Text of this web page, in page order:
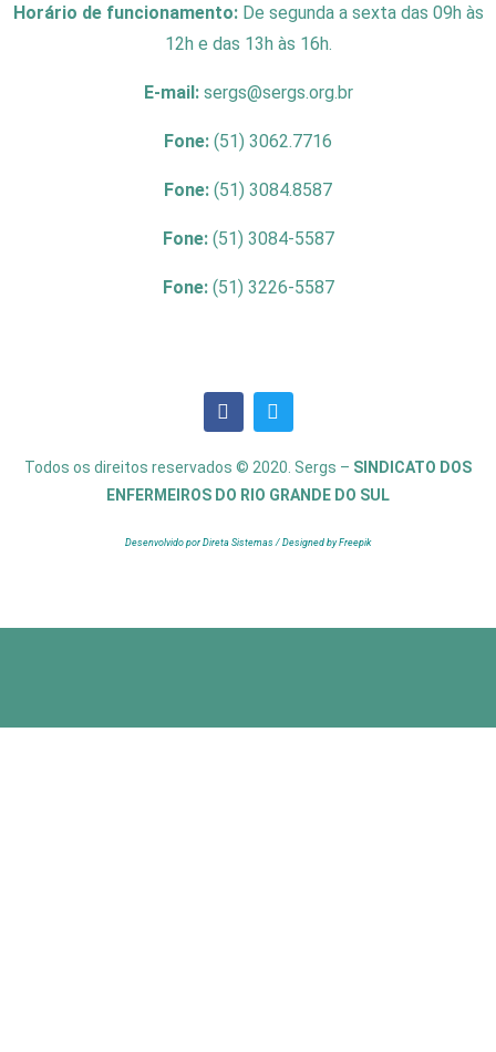
Horário de funcionamento: De segunda a sexta das 09h às
12h e das 13h às 16h.
E-mail: sergs@sergs.org.br
Fone: (51) 3062.7716
Fone: (51) 3084.8587
Fone: (51) 3084-5587
Fone: (51) 3226-5587
Todos os direitos reservados © 2020. Sergs – SINDICATO DOS
ENFERMEIROS DO RIO GRANDE DO SUL
Desenvolvido por Direta Sistemas / Designed by Freepik